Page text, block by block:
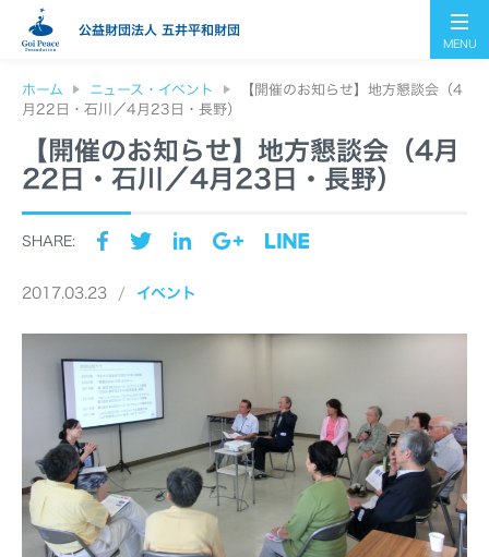
公益財団法人 五井平和財団
MENU
ホーム ニュース・イベント
【開催のお知らせ】地方懇談会（4
月22日・石川／4月23日・長野）
【開催のお知らせ】地方懇談会（4月
22日・石川／4月23日・長野）
SHARE:
2017.03.23 イベント